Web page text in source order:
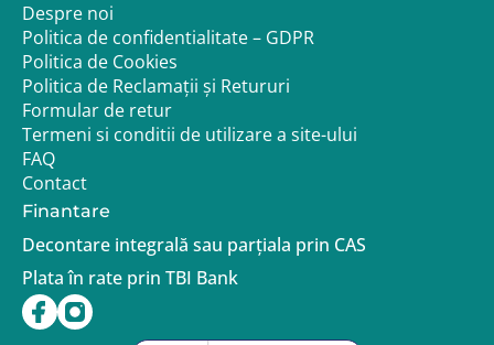
Despre noi
Politica de confidentialitate – GDPR
Politica de Cookies
Politica de Reclamații și Retururi
Formular de retur
Termeni si conditii de utilizare a site-ului
FAQ
Contact
Finantare
Decontare integrală sau parțiala prin CAS
Plata în rate prin TBI Bank